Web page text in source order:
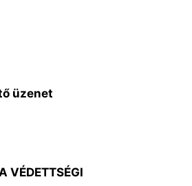
üzenet
VÉDETTSÉGI